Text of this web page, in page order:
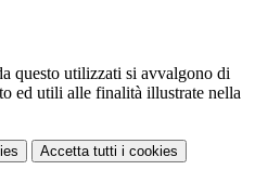
questo utilizzati si avvalgono di
ed utili alle finalità illustrate nella
Accetta tutti i cookies